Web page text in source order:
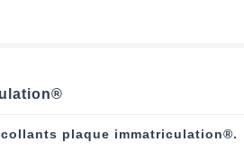
plaque immatriculation®.